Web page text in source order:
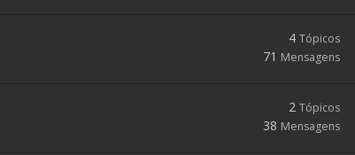
4 Tópicos
71 Mensagens
2 Tópicos
38 Mensagens